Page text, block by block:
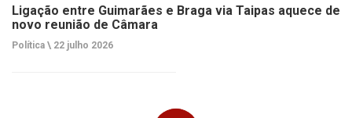
Ligação entre Guimarães e Braga via Taipas aquece de
novo reunião de Câmara
Política \ 22 julho 2026